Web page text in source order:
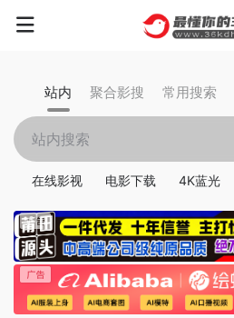
站内 聚合影搜 常用搜索
在线影视 电影下载 4K蓝光